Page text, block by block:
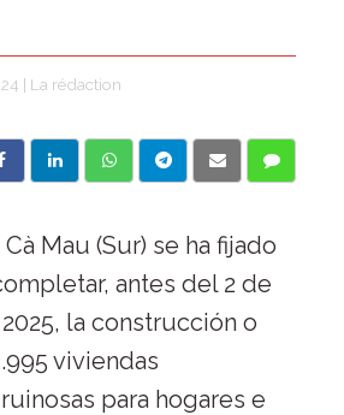
| La rédaction
Mau (Sur) se ha fijado
antes del 2 de
la construcción o
viviendas
para hogares e